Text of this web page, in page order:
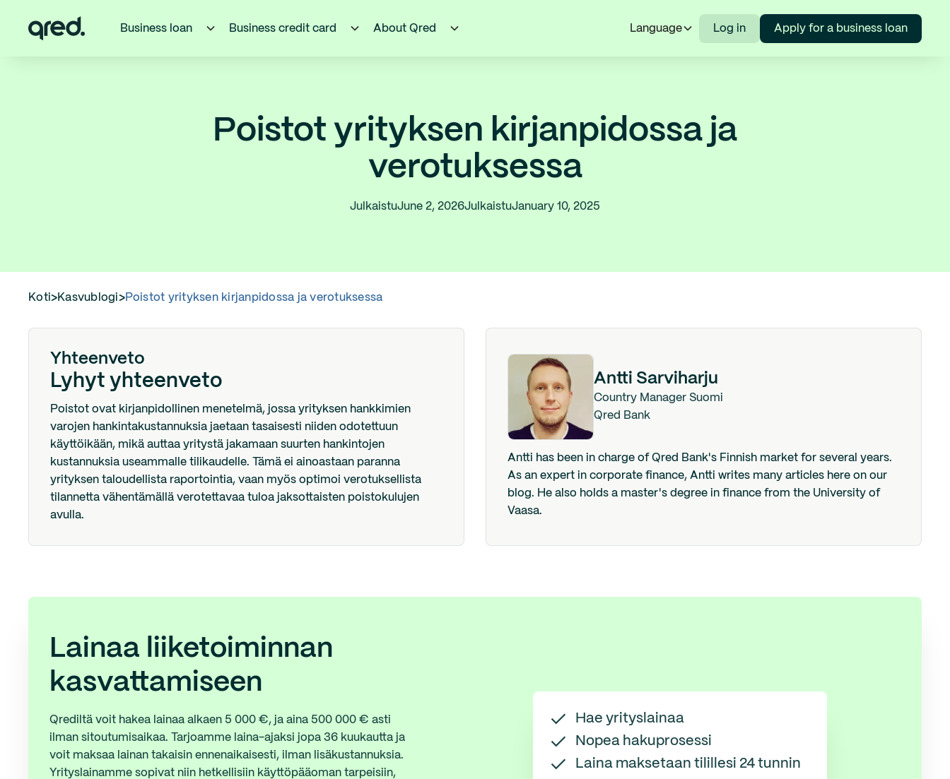
Business loan Business credit card About Qred Language Log in Apply for a business loan
Poistot yrityksen kirjanpidossa ja
verotuksessa
JulkaistuJune 2, 2026JulkaistuJanuary 10, 2025
Koti>Kasvublogi>Poistot yrityksen kirjanpidossa ja verotuksessa
Yhteenveto
Lyhyt yhteenveto
Poistot ovat kirjanpidollinen menetelmä, jossa yrityksen hankkimien
varojen hankintakustannuksia jaetaan tasaisesti niiden odotettuun
käyttöikään, mikä auttaa yritystä jakamaan suurten hankintojen
kustannuksia useammalle tilikaudelle. Tämä ei ainoastaan paranna
yrityksen taloudellista raportointia, vaan myös optimoi verotuksellista
tilannetta vähentämällä verotettavaa tuloa jaksottaisten poistokulujen
avulla.
Antti Sarviharju
Country Manager Suomi
Qred Bank
Antti has been in charge of Qred Bank's Finnish market for several years.
As an expert in corporate finance, Antti writes many articles here on our
blog. He also holds a master's degree in finance from the University of
Vaasa.
Lainaa liiketoiminnan
kasvattamiseen
Qrediltä voit hakea lainaa alkaen 5 000 €, ja aina 500 000 € asti
ilman sitoutumisaikaa. Tarjoamme laina-ajaksi jopa 36 kuukautta ja
voit maksaa lainan takaisin ennenaikaisesti, ilman lisäkustannuksia.
Yrityslainamme sopivat niin hetkellisiin käyttöpääoman tarpeisiin,
Hae yrityslainaa
Nopea hakuprosessi
Laina maksetaan tilillesi 24 tunnin